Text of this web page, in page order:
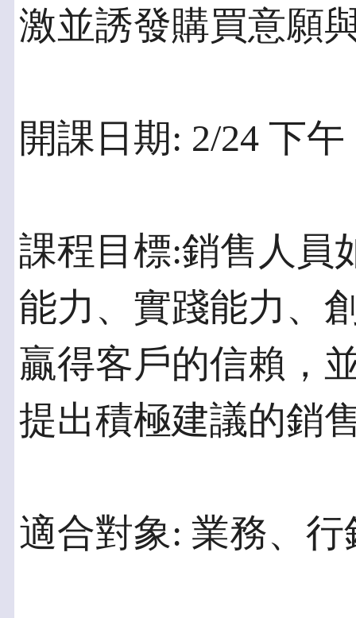
激並誘發購買意願
開課日期: 2/24 下午
課程目標:銷售人員
能力、實踐能力、
贏得客戶的信賴，
提出積極建議的銷
適合對象: 業務、